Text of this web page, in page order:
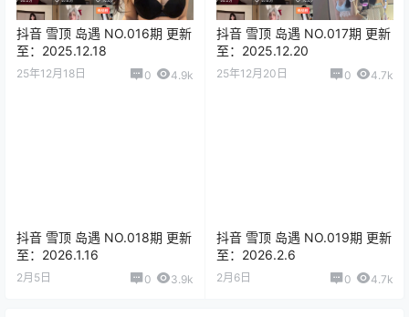
抖音 雪顶 岛遇 NO.016期 更新
至：2025.12.18
25年12月18日 0 4.9k
抖音 雪顶 岛遇 NO.017期 更新
至：2025.12.20
25年12月20日 0 4.7k
抖音 雪顶 岛遇 NO.018期 更新
至：2026.1.16
2月5日 0 3.9k
抖音 雪顶 岛遇 NO.019期 更新
至：2026.2.6
2月6日 0 4.7k